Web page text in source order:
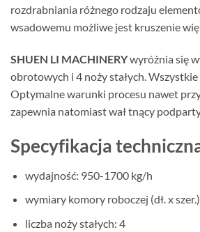
rozdrabniania różnego rodzaju
wsadowemu możliwe jest kruszenie
SHUEN LI MACHINERYwyróżnia się
obrotowych i 4 noży stałych.
Optymalne warunki procesu nawet
zapewnia natomiast wał tnący
Specyfikacja
wydajność: 950-1700 kg/h
wymiary komory roboczej (dł. x
liczba noży stałych: 4